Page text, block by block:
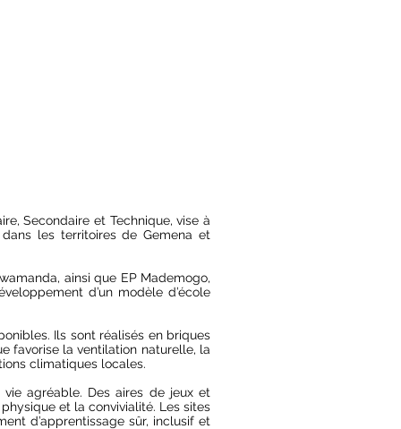
Secondaire et Technique, vise à
les territoires de Gemena et
ainsi que EP Mademogo,
d’un modèle d’école
Ils sont réalisés en briques
favorise la ventilation naturelle, la
climatiques locales.
agréable. Des aires de jeux et
et la convivialité. Les sites
d’apprentissage sûr, inclusif et